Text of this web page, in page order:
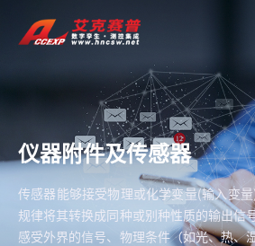
仪器附件及传感器
传感器能够接受物理或化学变量(输入变
规律将其转换成同种或别种性质的输出信
感受外界的信号、物理条件（如光、热、